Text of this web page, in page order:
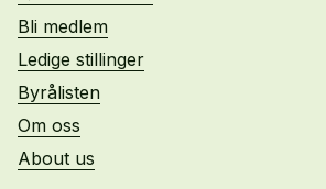
Bli medlem
Ledige stillinger
Byrålisten
Om oss
About us